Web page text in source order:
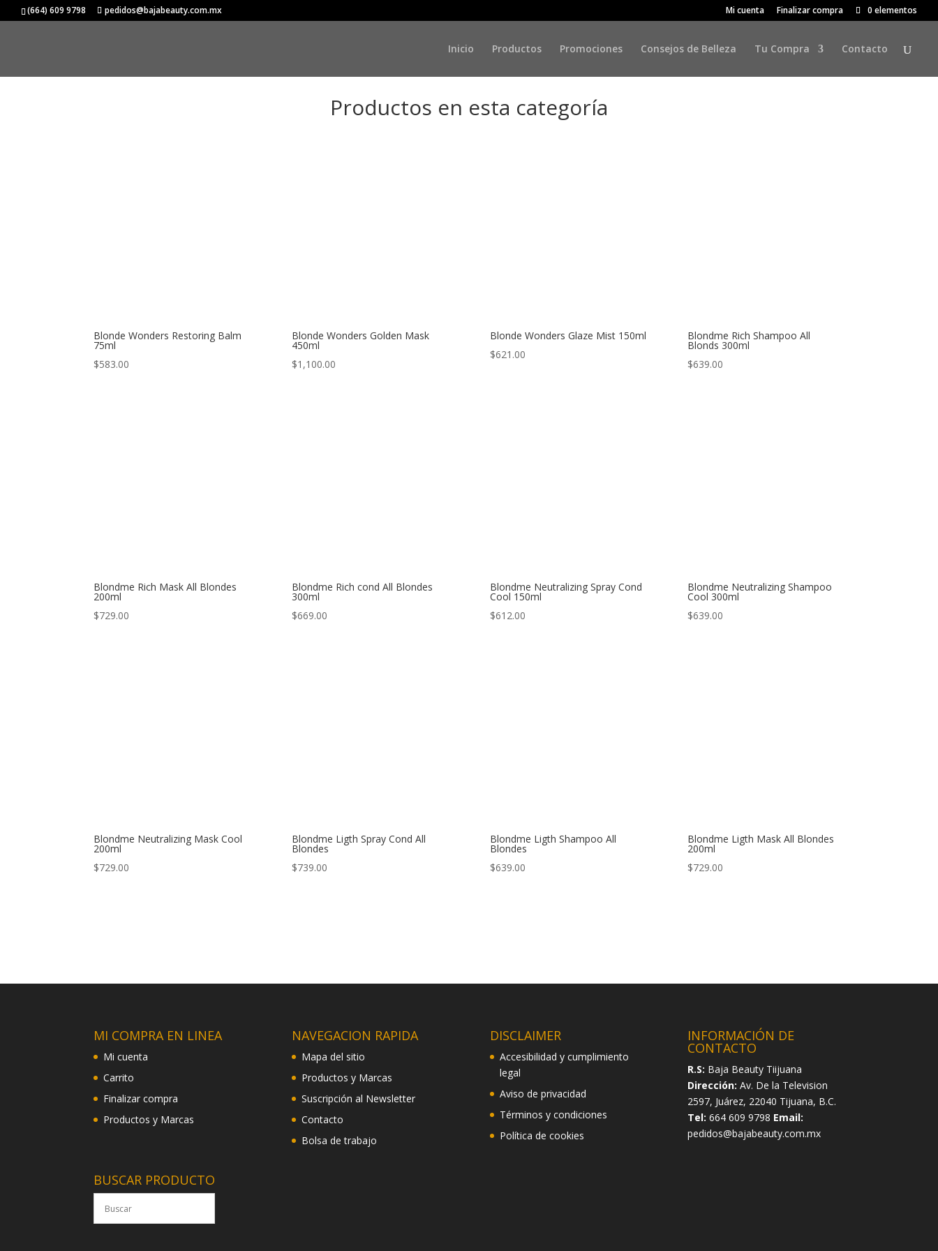
(664) 609 9798 pedidos@bajabeauty.com.mx Mi cuenta Finalizar compra 0 elementos
Inicio Productos Promociones Consejos de Belleza Tu Compra Contacto
Productos en esta categoría
Blonde Wonders Restoring Balm
75ml
$583.00
Blonde Wonders Golden Mask
450ml
$1,100.00
Blonde Wonders Glaze Mist 150ml
$621.00
Blondme Rich Shampoo All
Blonds 300ml
$639.00
Blondme Rich Mask All Blondes
200ml
$729.00
Blondme Rich cond All Blondes
300ml
$669.00
Blondme Neutralizing Spray Cond
Cool 150ml
$612.00
Blondme Neutralizing Shampoo
Cool 300ml
$639.00
Blondme Neutralizing Mask Cool
200ml
$729.00
Blondme Ligth Spray Cond All
Blondes
$739.00
Blondme Ligth Shampoo All
Blondes
$639.00
Blondme Ligth Mask All Blondes
200ml
$729.00
MI COMPRA EN LINEA
Mi cuenta
Carrito
Finalizar compra
Productos y Marcas
BUSCAR PRODUCTO
NAVEGACION RAPIDA
Mapa del sitio
Productos y Marcas
Suscripción al Newsletter
Contacto
Bolsa de trabajo
DISCLAIMER
Accesibilidad y cumplimiento
legal
Aviso de privacidad
Términos y condiciones
Política de cookies
INFORMACIÓN DE
CONTACTO
R.S: Baja Beauty Tiijuana
Dirección: Av. De la Television
2597, Juárez, 22040 Tijuana, B.C.
Tel: 664 609 9798 Email:
pedidos@bajabeauty.com.mx